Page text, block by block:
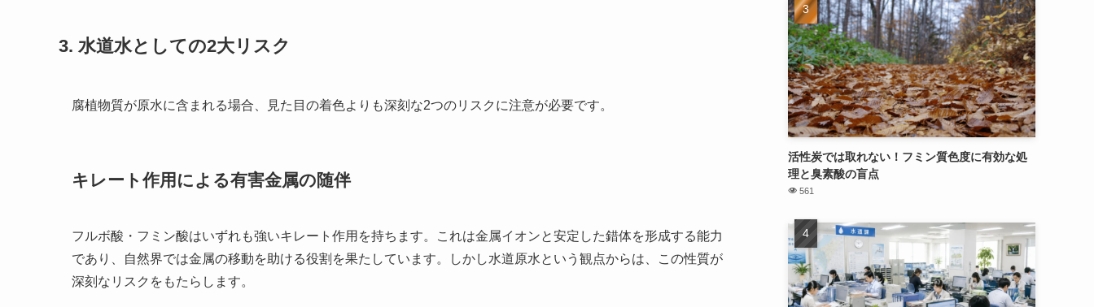
3. 水道水としての2大リスク
腐植物質が原水に含まれる場合、見た目の着色よりも深刻な2つのリスクに注意が必要です。
キレート作用による有害金属の随伴
フルボ酸・フミン酸はいずれも強いキレート作用を持ちます。これは金属イオンと安定した錯体を形成する能力
であり、自然界では金属の移動を助ける役割を果たしています。しかし水道原水という観点からは、この性質が
深刻なリスクをもたらします。
活性炭では取れない！フミン質色度に有効な処
理と臭素酸の盲点
561